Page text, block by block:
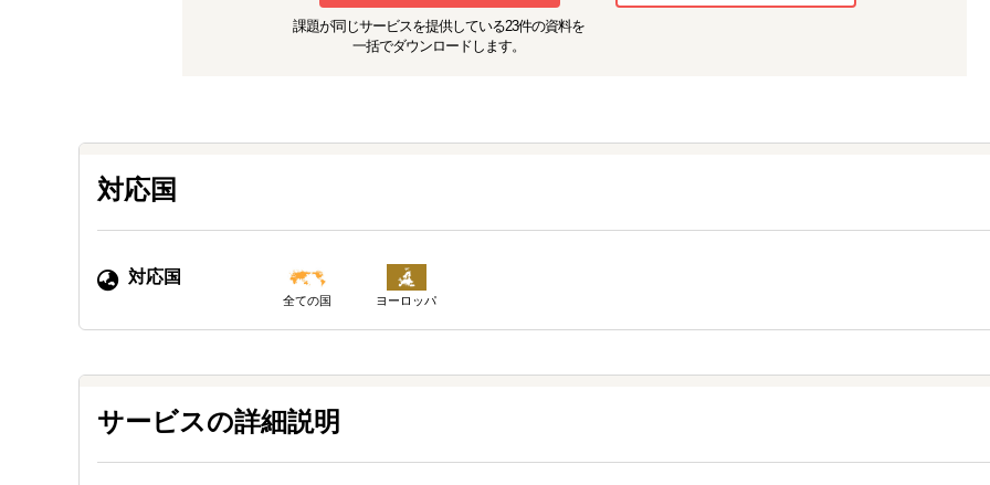
課題が同じサービスを提供している23件の資料を
一括でダウンロードします。
対応国
対応国
全ての国 ヨーロッパ
サービスの詳細説明